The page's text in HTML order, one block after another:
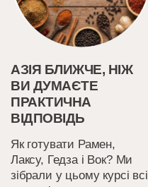
АЗІЯ БЛИЖЧЕ, НІЖ
ВИ ДУМАЄТЕ
ПРАКТИЧНА
ВІДПОВІДЬ
Як готувати Рамен,
Лаксу, Гедза і Вок? Ми
зібрали у цьому курсі всі